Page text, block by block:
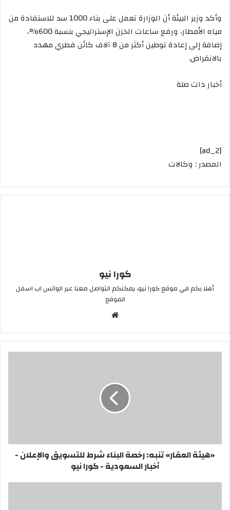
وأكد وزير البيئة أن الوزارة تعمل على بناء 1000 سد للاستفادة من
مياه الأمطار، ورفع ساعات الخزن الإستراتيجي بنسبة 600%،
إضافة إلى إعادة توطين أكثر من 8 آلاف كائن فطري مهدد
بالانقراض.
أخبار ذات صلة
[ad_2]
المصدر : وكالات
كورا نيو
أهلا بكم في موقع كورا نيو، يمكنكم التواصل معنا عبر الواتس اب اسفل
الموقع
«هيئة العقار» تنبه: رخصة البناء شرط للتسويق والإعلان -
أخبار السعودية - كورا نيو